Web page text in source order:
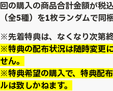
回の購入の商品合計金額が税
（全5種）を1枚ランダムで同
※先着特典は、なくなり次第終
※特典の配布状況は随時変更
せん。
※特典希望の購入で、特典配
ルは致しかねます。